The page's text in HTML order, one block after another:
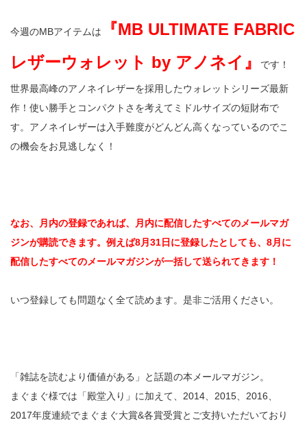
今週のMBアイテムは
『MB ULTIMATE FABRIC
レザーウォレット by アノネイ』
です！
世界最高峰のアノネイレザーを採用したウォレットシリーズ最新
作！使い勝手とコンパクトさを考えてミドルサイズの短財布で
す。アノネイレザーは入手難度がどんどん高くなっているのでこ
の機会をお見逃しなく！
なお、月内の登録であれば、月内に配信したすべてのメールマガ
ジンが購読できます。例えば8月31日に登録したとしても、8月に
配信したすべてのメールマガジンが一括して送られてきます！
いつ登録しても問題なく全て読めます。是非ご活用ください。
「雑誌を読むより価値がある」と話題の本メールマガジン。
まぐまぐ様では「殿堂入り」に加えて、2014、2015、2016、
2017年度連続でまぐまぐ大賞&各賞受賞とご支持いただいており